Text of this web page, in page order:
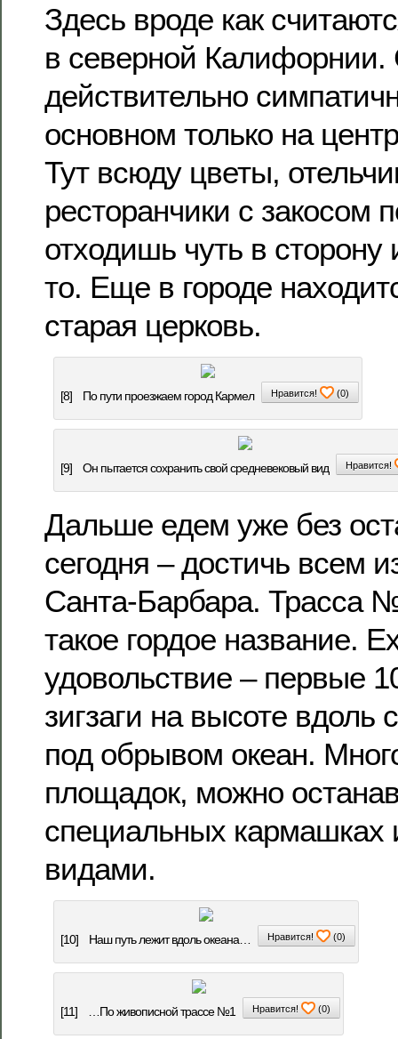
Здесь вроде как
в северной Калифорнии.
действительно
основном только на
Тут всюду цветы,
ресторанчики с закосом
отходишь чуть в сторону
то. Еще в городе
старая церковь.
[8] По пути проезжаем город Кармел Нравится! (0)
[9] Он пытается сохранить свой средневековый вид Нравится!
Дальше едем уже без
сегодня – достичь всем
Санта-Барбара. Трасса
такое гордое название.
удовольствие – первые
зигзаги на высоте вдоль
под обрывом океан.
площадок, можно
специальных кармашках
видами.
[10] Наш путь лежит вдоль океана… Нравится! (0)
[11] …По живописной трассе №1 Нравится! (0)